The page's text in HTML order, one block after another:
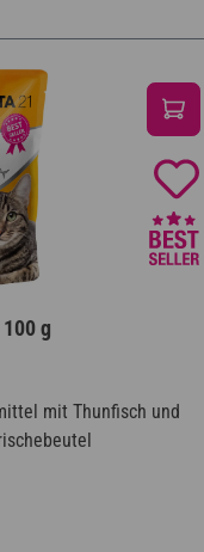
g
mit Thunfisch und